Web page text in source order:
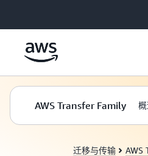
AWS Transfer Family
迁移与传输 AWS